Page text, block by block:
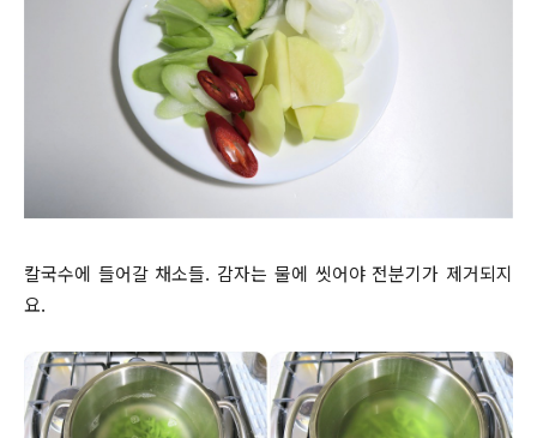
칼국수에 들어갈 채소들. 감자는 물에 씻어야 전분기가 제거되지
요.